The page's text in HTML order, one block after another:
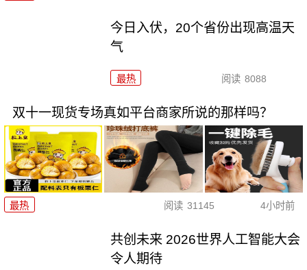
今日入伏，20个省份出现高温天
气
最热 阅读 8088
双十一现货专场真如平台商家所说的那样吗？
最热 阅读 31145 4小时前
共创未来 2026世界人工智能大会
令人期待